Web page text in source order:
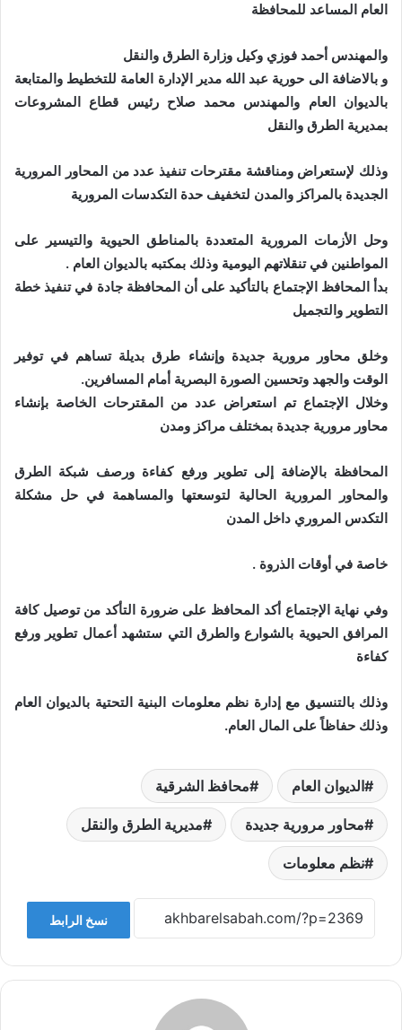
العام المساعد للمحافظة
والمهندس أحمد فوزي وكيل وزارة الطرق والنقل
و بالاضافة الى حورية عبد الله مدير الإدارة العامة للتخطيط والمتابعة
بالديوان العام والمهندس محمد صلاح رئيس قطاع المشروعات
بمديرية الطرق والنقل
وذلك لإستعراض ومناقشة مقترحات تنفيذ عدد من المحاور المرورية
الجديدة بالمراكز والمدن لتخفيف حدة التكدسات المرورية
وحل الأزمات المرورية المتعددة بالمناطق الحيوية والتيسير على
المواطنين في تنقلاتهم اليومية وذلك بمكتبه بالديوان العام .
بدأ المحافظ الإجتماع بالتأكيد على أن المحافظة جادة في تنفيذ خطة
التطوير والتجميل
وخلق محاور مرورية جديدة وإنشاء طرق بديلة تساهم في توفير
الوقت والجهد وتحسين الصورة البصرية أمام المسافرين.
وخلال الإجتماع تم استعراض عدد من المقترحات الخاصة بإنشاء
محاور مرورية جديدة بمختلف مراكز ومدن
المحافظة بالإضافة إلى تطوير ورفع كفاءة ورصف شبكة الطرق
والمحاور المرورية الحالية لتوسعتها والمساهمة في حل مشكلة
التكدس المروري داخل المدن
خاصة في أوقات الذروة .
وفي نهاية الإجتماع أكد المحافظ على ضرورة التأكد من توصيل كافة
المرافق الحيوية بالشوارع والطرق التي ستشهد أعمال تطوير ورفع
كفاءة
وذلك بالتنسيق مع إدارة نظم معلومات البنية التحتية بالديوان العام
وذلك حفاظاً على المال العام.
الديوان العام محافظ الشرقية
محاور مرورية جديدة مديرية الطرق والنقل
نظم معلومات
نسخ الرابط